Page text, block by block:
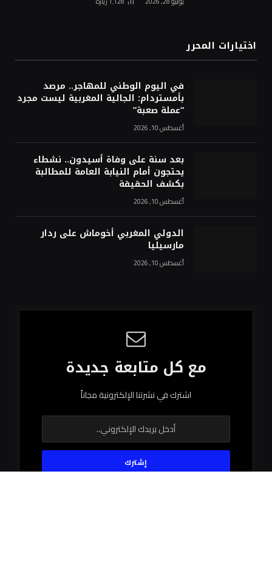
اختيارات المحرر
في اليوم الوطني للمهاجر.. مرصد
بأمستردام: الجالية المغربية ليست مجرد
“عملة صعبة”
أغسطس 10, 2026
بعد سنة على وفاة أسيدون.. نشطاء
يحتجون أمام النيابة العامة للمطالبة
بكشف الحقيقة
أغسطس 10, 2026
الدولي المغربي أخوماش على ردار
مارسيليا
أغسطس 10, 2026
مع كل متابعة جديدة
اشترك في نشرتنا الإلكترونية مجاناً